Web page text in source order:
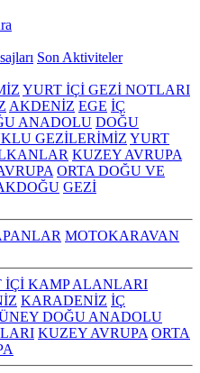
Son Aktiviteler
YURT İÇİ GEZİ NOTLARI
AKDENİZ EGE İÇ
ANADOLU DOĞU
GEZİLERİMİZ YURT
KUZEY AVRUPA
ORTA DOĞU VE
GEZİ
MOTOKARAVAN
İÇİ KAMP ALANLARI
KARADENİZ İÇ
DOĞU ANADOLU
KUZEY AVRUPA ORTA